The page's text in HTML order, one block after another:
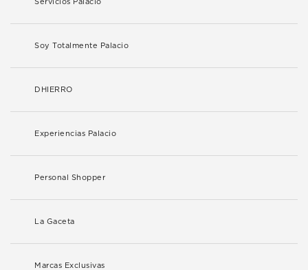
Servicios Palacio
Soy Totalmente Palacio
DHIERRO
Experiencias Palacio
Personal Shopper
La Gaceta
Marcas Exclusivas